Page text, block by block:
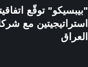
"بيبسيكو" توقّع
استراتيجيتين مع
العراق